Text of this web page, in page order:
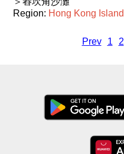
Region: Hong Kong Island
Prev 1 2